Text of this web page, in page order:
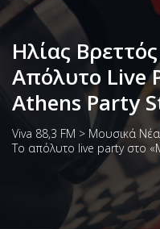
Ηλίας
Απόλυτο Live
Athens Party
Viva 88,3 FM > Μουσικά Νέα
Το απόλυτο live party στο